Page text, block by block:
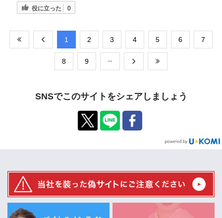
役に立った 0
​1 ​2 ​3 ​4 ​5 ​6 ​7
​8 ​9
SNSでこのサイトをシェアしましょう